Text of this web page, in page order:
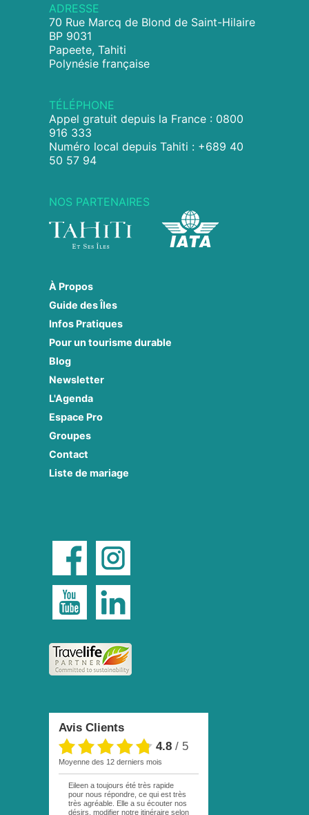
ADRESSE
70 Rue Marcq de Blond de Saint-Hilaire
BP 9031
Papeete, Tahiti
Polynésie française
TÉLÉPHONE
Appel gratuit depuis la France : 0800
916 333
Numéro local depuis Tahiti : +689 40
50 57 94
NOS PARTENAIRES
À Propos
Guide des Îles
Infos Pratiques
Pour un tourisme durable
Blog
Newsletter
L'Agenda
Espace Pro
Groupes
Contact
Liste de mariage
Avis Clients
4.8 / 5
moyenne des 12 derniers mois
Eileen a toujours été très rapide
pour nous répondre, ce qui est très
très agréable. Elle a su écouter nos
désirs, modifier notre itinéraire selon